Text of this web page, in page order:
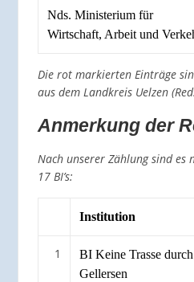
Nds. Ministerium für
Wirtschaft, Arbeit und
Die rot markierten Einträge
aus dem Landkreis Uelzen
Anmerkung der
Nach unserer Zählung sind es
17 BI’s:
Institution
1
BI Keine Trasse durch
Gellersen